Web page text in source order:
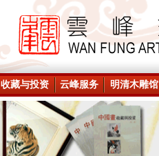
收藏与投资 云峰服务 明清木雕馆